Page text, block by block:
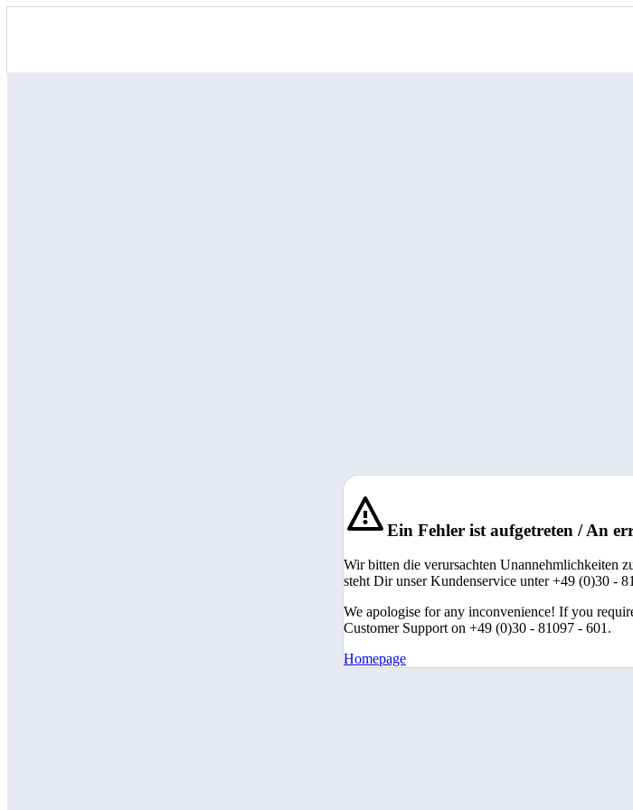
Ein Fehler ist aufgetreten / An
Wir bitten die verursachten Unannehmlichkeiten
steht Dir unser Kundenservice unter +49 (0)30 -
We apologise for any inconvenience! If you
Customer Support on +49 (0)30 - 81097 - 601.
Homepage